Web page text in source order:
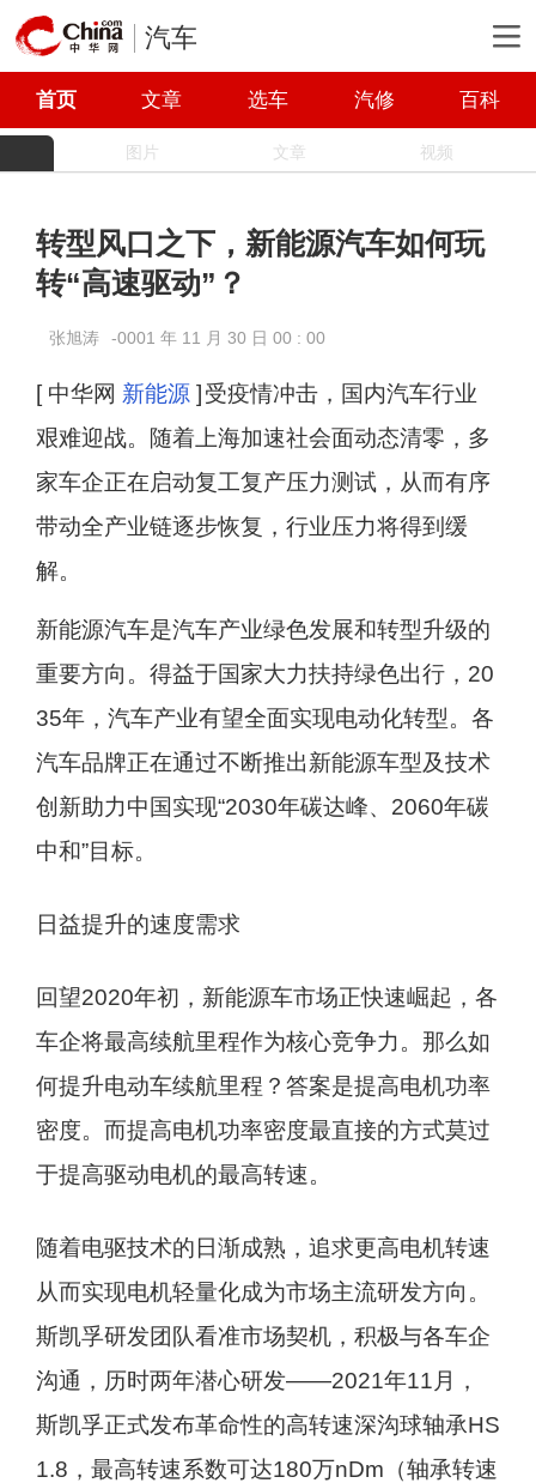
汽车
首页 文章 选车 汽修 百科
图片 文章 视频
转型风口之下，新能源汽车如何玩
转“高速驱动”？
张旭涛 -0001 年 11 月 30 日 00 : 00
[ 中华网 新能源 ] 受疫情冲击，国内汽车行业
艰难迎战。随着上海加速社会面动态清零，多
家车企正在启动复工复产压力测试，从而有序
带动全产业链逐步恢复，行业压力将得到缓
解。
新能源汽车是汽车产业绿色发展和转型升级的
重要方向。得益于国家大力扶持绿色出行，20
35年，汽车产业有望全面实现电动化转型。各
汽车品牌正在通过不断推出新能源车型及技术
创新助力中国实现“2030年碳达峰、2060年碳
中和”目标。
日益提升的速度需求
回望2020年初，新能源车市场正快速崛起，各
车企将最高续航里程作为核心竞争力。那么如
何提升电动车续航里程？答案是提高电机功率
密度。而提高电机功率密度最直接的方式莫过
于提高驱动电机的最高转速。
随着电驱技术的日渐成熟，追求更高电机转速
从而实现电机轻量化成为市场主流研发方向。
斯凯孚研发团队看准市场契机，积极与各车企
沟通，历时两年潜心研发——2021年11月，
斯凯孚正式发布革命性的高转速深沟球轴承HS
1.8，最高转速系数可达180万nDm（轴承转速